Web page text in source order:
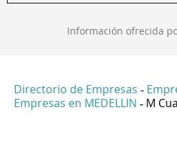
Información ofrecida
Directorio de Empresas -
Empresas en MEDELLIN - M